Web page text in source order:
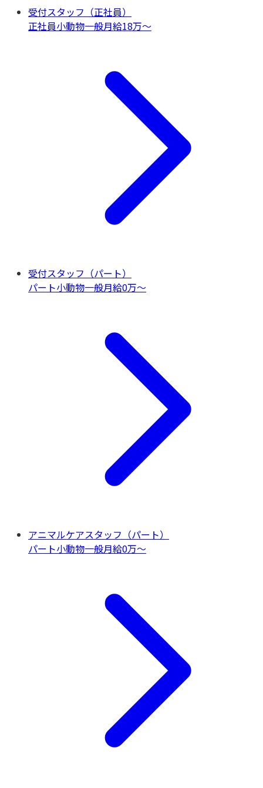
受付スタッフ（正社員）
正社員小動物一般月給18万〜
受付スタッフ（パート）
パート小動物一般月給0万〜
アニマルケアスタッフ（パート）
パート小動物一般月給0万〜